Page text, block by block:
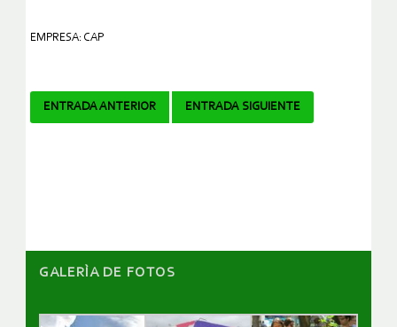
EMPRESA: CAP
Navegador
ENTRADA ANTERIOR ENTRADA SIGUIENTE
GALERÌA DE FOTOS